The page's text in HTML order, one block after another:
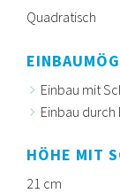
Quadratisch
Einbau mit
Einbau durch
HÖHE MIT
21 cm